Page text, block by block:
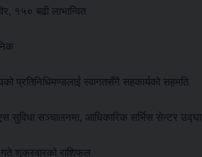
१५० बढी लाभान्वित
प्रतिनिधिमण्डलाई स्वागतसँगै सहकार्यको सहमति
सुविधा सञ्चालनमा, आधिकारिक सर्भिस सेन्टर
शुक्रवारको राशिफल